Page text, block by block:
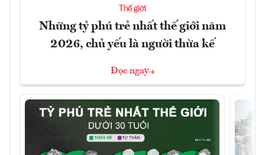
Thế giới
Những tỷ phú trẻ nhất thế giới năm
2026, chủ yếu là người thừa kế
Đọc ngay